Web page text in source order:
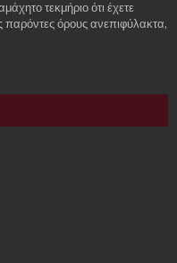
τεκμήριο ότι έχετε
παρόντες όρους ανεπιφύλακτα,